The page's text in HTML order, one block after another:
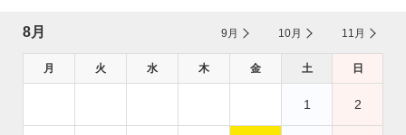
8月 9月 10月 11月
月 火 水 木 金 土 日
1 2